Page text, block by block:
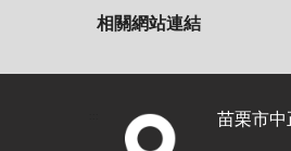
相關網站連結
苗栗市